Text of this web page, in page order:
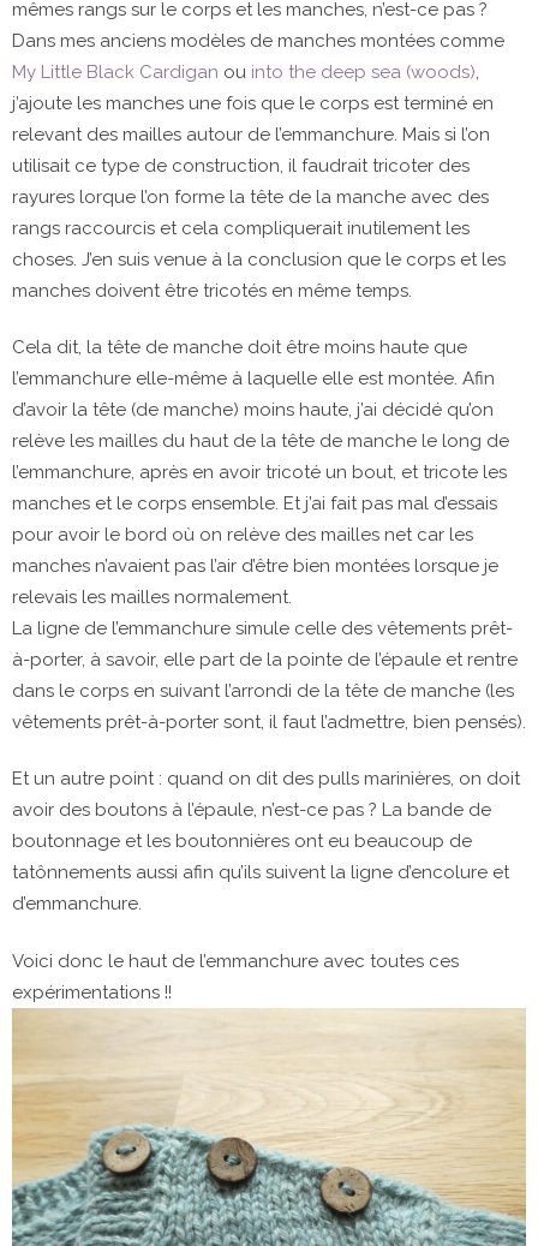
mêmes rangs sur le corps et les manches, n’est-ce pas ?
Dans mes anciens modèles de manches montées comme
My Little Black Cardigan ou into the deep sea (woods),
j’ajoute les manches une fois que le corps est terminé en
relevant des mailles autour de l’emmanchure. Mais si l’on
utilisait ce type de construction, il faudrait tricoter des
rayures lorque l’on forme la tête de la manche avec des
rangs raccourcis et cela compliquerait inutilement les
choses. J’en suis venue à la conclusion que le corps et les
manches doivent être tricotés en même temps.
Cela dit, la tête de manche doit être moins haute que
l’emmanchure elle-même à laquelle elle est montée. Afin
d’avoir la tête (de manche) moins haute, j’ai décidé qu’on
relève les mailles du haut de la tête de manche le long de
l’emmanchure, après en avoir tricoté un bout, et tricote les
manches et le corps ensemble. Et j’ai fait pas mal d’essais
pour avoir le bord où on relève des mailles net car les
manches n’avaient pas l’air d’être bien montées lorsque je
relevais les mailles normalement.
La ligne de l’emmanchure simule celle des vêtements prêt-
à-porter, à savoir, elle part de la pointe de l’épaule et rentre
dans le corps en suivant l’arrondi de la tête de manche (les
vêtements prêt-à-porter sont, il faut l’admettre, bien pensés).
Et un autre point : quand on dit des pulls marinières, on doit
avoir des boutons à l’épaule, n’est-ce pas ? La bande de
boutonnage et les boutonnières ont eu beaucoup de
tatônnements aussi afin qu’ils suivent la ligne d’encolure et
d’emmanchure.
Voici donc le haut de l’emmanchure avec toutes ces
expérimentations !!